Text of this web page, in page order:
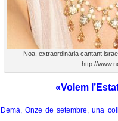
Noa, extraordinària cantant
http://
«Volem
Demà, Onze de setembre, una